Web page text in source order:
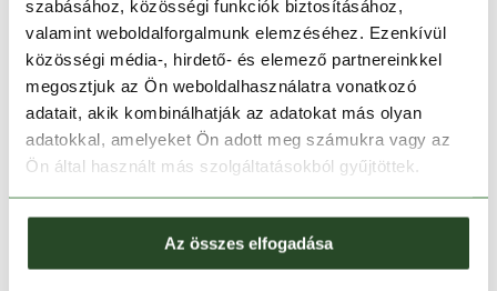
szabásához, közösségi funkciók biztosításához,
valamint weboldalforgalmunk elemzéséhez. Ezenkívül
közösségi média-, hirdető- és elemező partnereinkkel
megosztjuk az Ön weboldalhasználatra vonatkozó
adatait, akik kombinálhatják az adatokat más olyan
adatokkal, amelyeket Ön adott meg számukra vagy az
Ön által használt más szolgáltatásokból gyűjtöttek.
Az összes elfogadása